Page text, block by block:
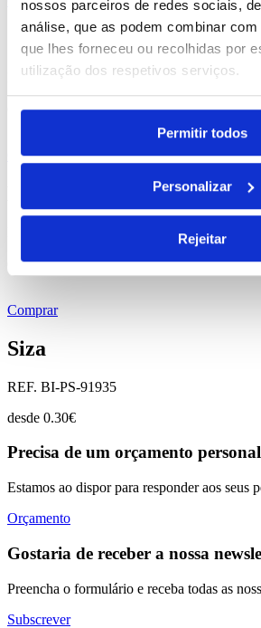
nossos parceiros de redes sociais,
análise, que as podem combinar
que lhes forneceu ou recolhidas por
utilização dos respetivos serviços.
Permitir todos
Personalizar
Rejeitar
Corbin
REF. BI-PS-93717
desde 2.66€
Comprar
desde 0.37€
Comprar
Siza
REF. BI-PS-91935
desde 0.30€
Precisa de um orçamento
Estamos ao dispor para responder aos seus
Orçamento
Gostaria de receber a nossa
Preencha o formulário e receba todas as
Subscrever